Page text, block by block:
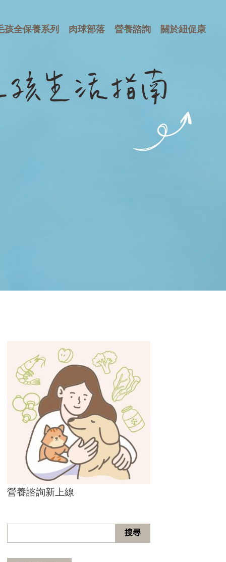
孩全保養系列 肉球部落 營養諮詢 關於紐促康
營養諮詢新上線